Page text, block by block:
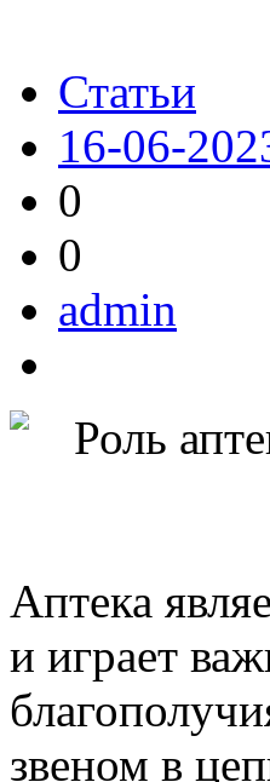
Статьи
16-06-
0
0
admin
Аптека
и играет
звеном в